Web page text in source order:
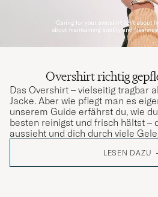
Overshirt richtig
Das Overshirt – vielseitig tragbar
Jacke. Aber wie pflegt man es
unserem Guide erfährst du, wie
besten reinigst und frisch hältst –
aussieht und dich durch viele
LESEN DAZU